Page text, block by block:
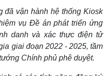
Dấu ấn VOV
Việc làm
Biển đảo
đã vận hành hệ thống Kiosk
vụ Đề án phát triển ứng
danh và xác thực điện tử
giai đoạn 2022 - 2025, tầm
Chính phủ phê duyệt.